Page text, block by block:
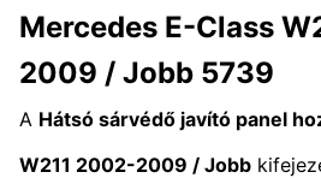
Mercedes E-Class
2009 / Jobb 5739
A Hátsó sárvédő javító panel
W211 2002-2009 / Jobb